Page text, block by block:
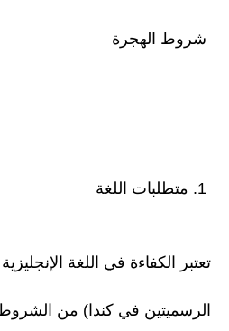
شروط الهجرة
تعتبر الكفاءة في اللغة
الرسميتين في كندا) من